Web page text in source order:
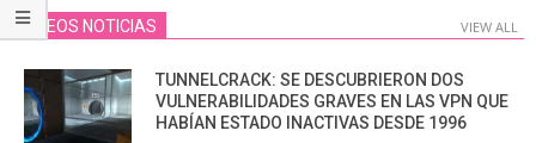
VIDEOS NOTICIAS VIEW ALL
TUNNELCRACK: SE DESCUBRIERON DOS
VULNERABILIDADES GRAVES EN LAS VPN QUE
HABÍAN ESTADO INACTIVAS DESDE 1996